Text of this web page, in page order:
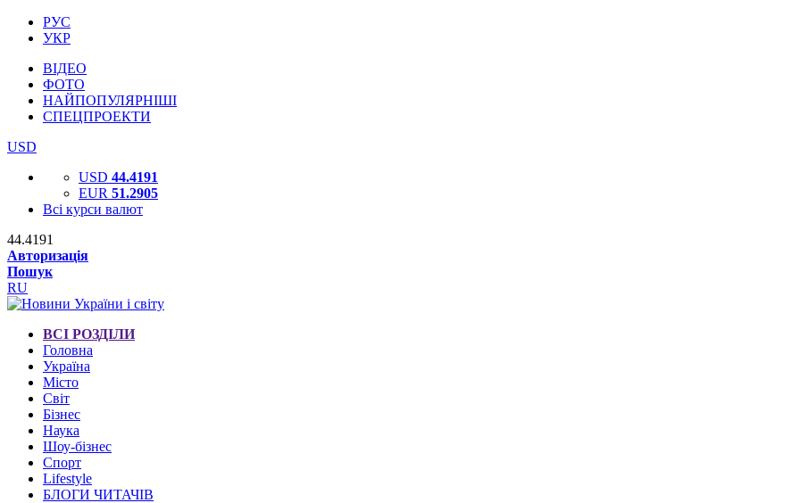
РУС
УКР
ВІДЕО
ФОТО
НАЙПОПУЛЯРНІШІ
СПЕЦПРОЕКТИ
USD
USD 44.4191
EUR 51.2905
Всі курси валют
44.4191
Авторизація
Пошук
RU
ВСІ РОЗДІЛИ
Головна
Україна
Місто
Світ
Бізнес
Наука
Шоу-бізнес
Спорт
Lifestyle
БЛОГИ ЧИТАЧІВ